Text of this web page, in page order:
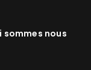
sommes nous